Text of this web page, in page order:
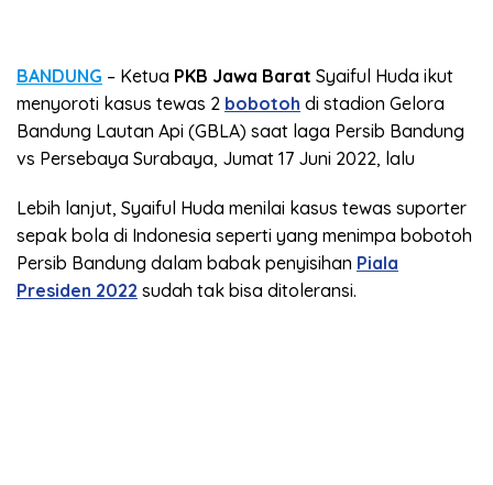
BANDUNG – Ketua PKB Jawa Barat Syaiful Huda ikut
menyoroti kasus tewas 2 bobotoh di stadion Gelora
Bandung Lautan Api (GBLA) saat laga Persib Bandung
vs Persebaya Surabaya, Jumat 17 Juni 2022, lalu
Lebih lanjut, Syaiful Huda menilai kasus tewas suporter
sepak bola di Indonesia seperti yang menimpa bobotoh
Persib Bandung dalam babak penyisihan Piala
Presiden 2022 sudah tak bisa ditoleransi.